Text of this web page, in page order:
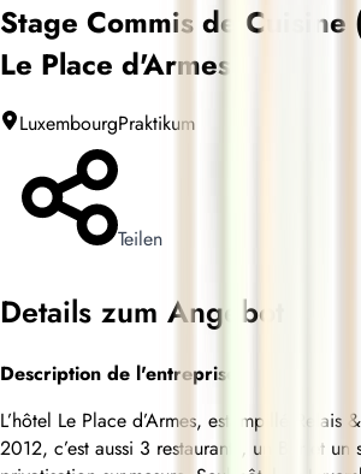
Stage Commis de
Le Place d'Armes
LuxembourgPraktikum
Teilen
Details zum Angebot
Description de l'entreprise
L’hôtel Le Place d’Armes, estampillé Relais
2012, c’est aussi 3 restaurants, un Bar et un